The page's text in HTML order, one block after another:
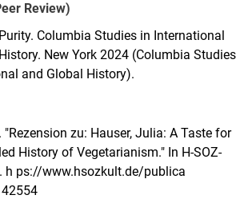
Review)
Columbia Studies in International
New York 2024 (Columbia Studies
and Global History).
zu: Hauser, Julia: A Taste for
History of Vegetarianism." In H-SOZ-
h ps://www.hsozkult.de/publica